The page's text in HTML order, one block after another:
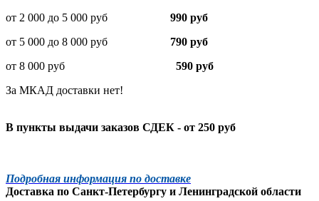
от 2 000 до 5 000 руб
990 руб
от 5 000 до 8 000 руб 790 руб
от 8 000 руб 590 руб
За МКАД доставки нет!
В пункты выдачи заказов СДЕК - от 250 руб
Подробная информация по доставке
Доставка по Санкт-Петербургу и Ленинградской области